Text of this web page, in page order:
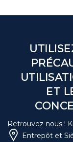
ET
Retrouvez nous !
Entrepôt et